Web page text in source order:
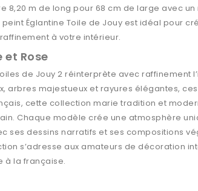
8,20 m de long pour 68 cm de large avec
Églantine Toile de Jouy est idéal pour
à votre intérieur.
et Rose
de Jouy 2 réinterprète avec
arbres majestueux et rayures élégantes,
cette collection marie tradition et
Chaque modèle crée une atmosphère
ses dessins narratifs et ses compositions
s’adresse aux amateurs de décoration
à la française.